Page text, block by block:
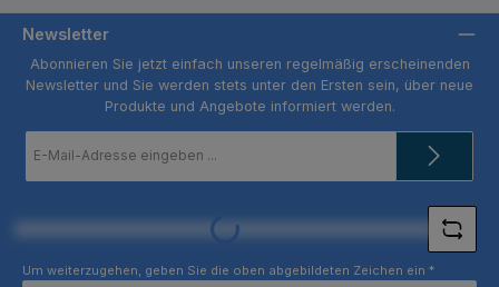
Newsletter
Abonnieren Sie jetzt einfach unseren regelmäßig erscheinenden
Newsletter und Sie werden stets unter den Ersten sein, über neue
Produkte und Angebote informiert werden.
Mail-
Loading...
Um weiterzugehen, geben Sie die oben abgebildeten Zeichen ein *